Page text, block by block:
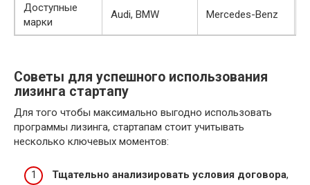
Доступные
марки
Audi, BMW Mercedes-Benz
Советы для успешного использования
лизинга стартапу
Для того чтобы максимально выгодно использовать
программы лизинга, стартапам стоит учитывать
несколько ключевых моментов:
Тщательно анализировать условия договора,